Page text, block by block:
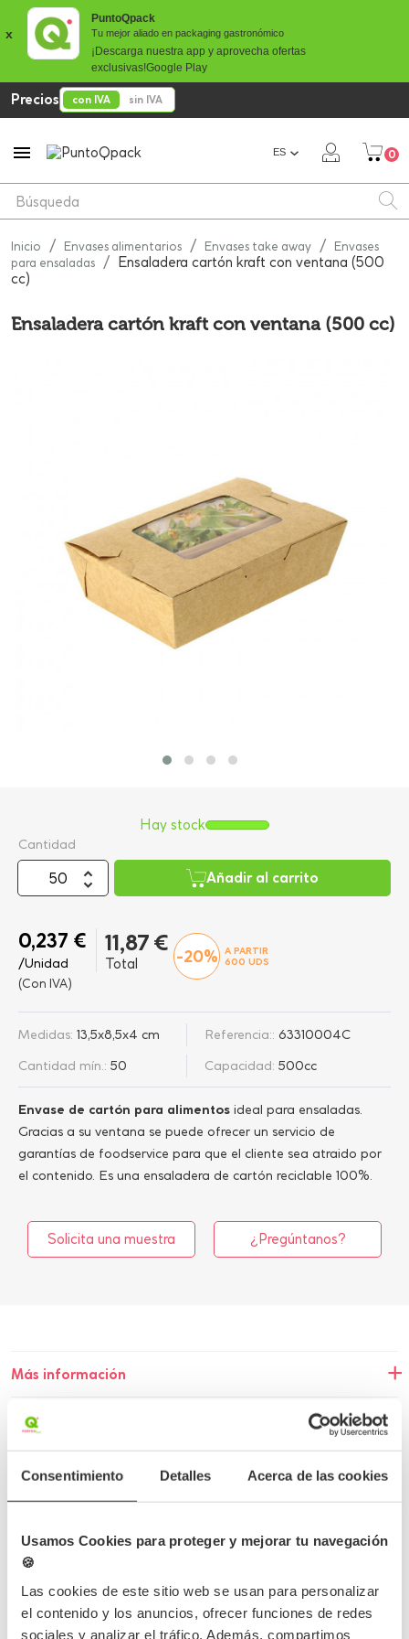
Consentimiento Detalles Acerca de las cookies
Usamos Cookies para proteger y mejorar tu navegación
🍪
Las cookies de este sitio web se usan para personalizar
el contenido y los anuncios, ofrecer funciones de redes
sociales y analizar el tráfico. Además, compartimos
x
PuntoQpack
Tu mejor aliado en packaging gastronómico
¡Descarga nuestra app y aprovecha ofertas
exclusivas!Google Play
Precios con IVA sin IVA
 ES 0
Inicio Envases alimentarios Envases take away
Envases
para ensaladas
Ensaladera cartón kraft con ventana (500
cc)
Ensaladera cartón kraft con ventana (500 cc)
0,237 €
/Unidad
(Con IVA)
11,87 €
Total -20% A PARTIR
600 UDS
Envase de cartón para alimentos ideal para ensaladas.
Gracias a su ventana se puede ofrecer un servicio de
garantías de foodservice para que el cliente sea atraido por
el contenido. Es una ensaladera de cartón reciclable 100%.
Cantidad
Añadir al carrito
Medidas: 13,5x8,5x4 cm Referencia:: 63310004C
Cantidad mín.: 50 Capacidad: 500cc
Solicita una muestra ¿Pregúntanos?
Hay stock
Más información
Detalles del producto
Opiniones
Completa tu pedido